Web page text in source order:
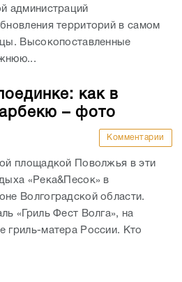
администраций
территорий в самом
Высокопоставленные
как в
– фото
Комментарии
площадкой Поволжья в эти
«Река&Песок» в
Волгоградской области.
«Гриль Фест Волга», на
гриль-матера России. Кто